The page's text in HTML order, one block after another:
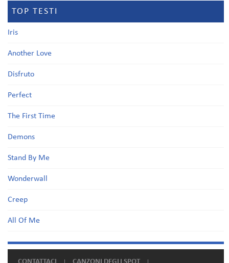
TOP TESTI
Iris
Another Love
Disfruto
Perfect
The First Time
Demons
Stand By Me
Wonderwall
Creep
All Of Me